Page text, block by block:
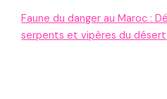
Faune du danger au Maroc :
serpents et vipères du désert